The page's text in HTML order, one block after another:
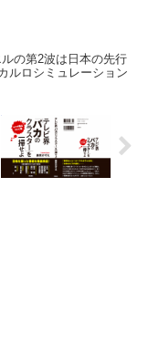
の第2波は日本の先行
ルロシミュレーション